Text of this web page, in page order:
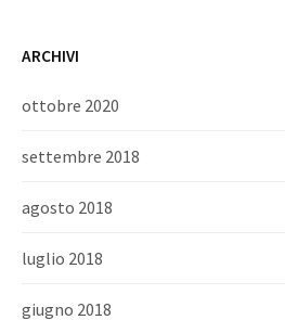
ARCHIVI
ottobre 2020
settembre 2018
agosto 2018
luglio 2018
giugno 2018